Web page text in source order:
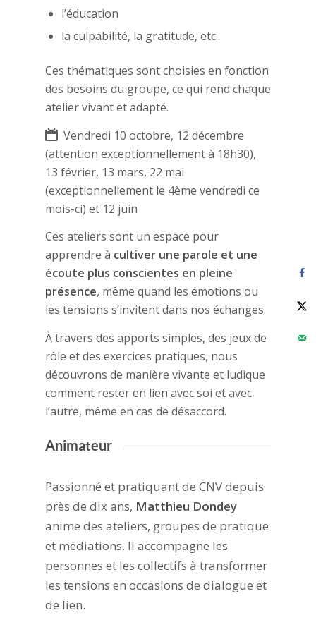
l’éducation
la culpabilité, la gratitude, etc.
Ces thématiques sont choisies en fonction
des besoins du groupe, ce qui rend chaque
atelier vivant et adapté.
Vendredi 10 octobre, 12 décembre
(attention exceptionnellement à 18h30),
13 février, 13 mars, 22 mai
(exceptionnellement le 4ème vendredi ce
mois-ci) et 12 juin
Ces ateliers sont un espace pour
apprendre à cultiver une parole et une
écoute plus conscientes en pleine
présence, même quand les émotions ou
les tensions s’invitent dans nos échanges.
À travers des apports simples, des jeux de
rôle et des exercices pratiques, nous
découvrons de manière vivante et ludique
comment rester en lien avec soi et avec
l’autre, même en cas de désaccord.
Animateur
Passionné et pratiquant de CNV depuis
près de dix ans, Matthieu Dondey
anime des ateliers, groupes de pratique
et médiations. Il accompagne les
personnes et les collectifs à transformer
les tensions en occasions de dialogue et
de lien.